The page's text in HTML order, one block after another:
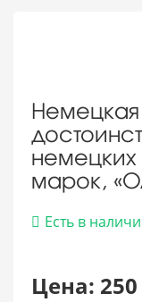
марок,
Есть в
Цена: